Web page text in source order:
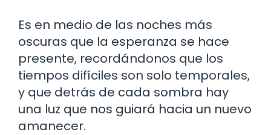
Es en medio de las noches más
oscuras que la esperanza se hace
presente, recordándonos que los
tiempos difíciles son solo temporales,
y que detrás de cada sombra hay
una luz que nos guiará hacia un nuevo
amanecer.